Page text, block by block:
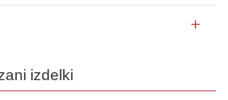
izdelki